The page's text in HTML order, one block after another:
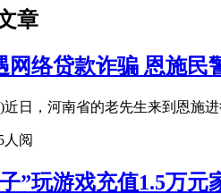
章
网络贷款诈骗 恩施民
近日，河南省的老先生来到恩施
人阅
”玩游戏充值1.5万